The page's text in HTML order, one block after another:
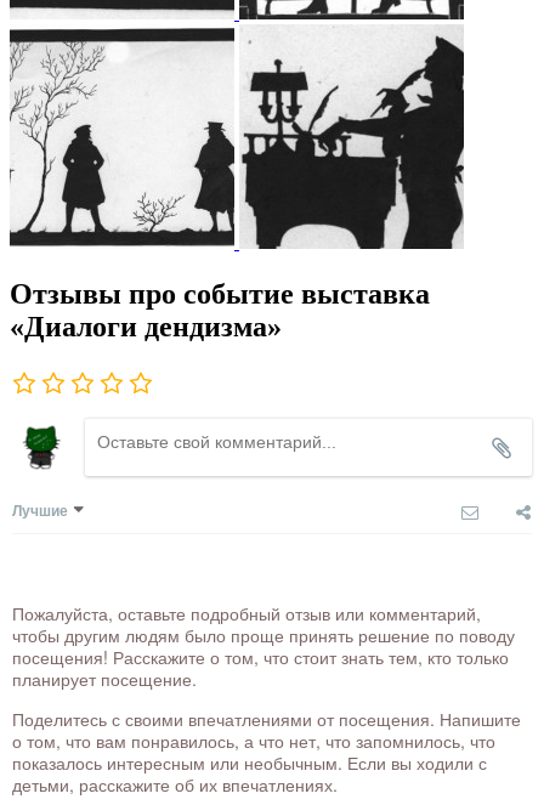
Отзывы про событие выставка
«Диалоги дендизма»
Лучшие
Пожалуйста, оставьте подробный отзыв или комментарий,
чтобы другим людям было проще принять решение по поводу
посещения! Расскажите о том, что стоит знать тем, кто только
планирует посещение.
Поделитесь с своими впечатлениями от посещения. Напишите
о том, что вам понравилось, а что нет, что запомнилось, что
показалось интересным или необычным. Если вы ходили с
детьми, расскажите об их впечатлениях.